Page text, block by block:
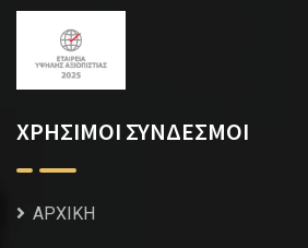
ΧΡΗΣΙΜΟΙ ΣΥΝΔΕΣΜΟΙ
ΑΡΧΙΚΗ